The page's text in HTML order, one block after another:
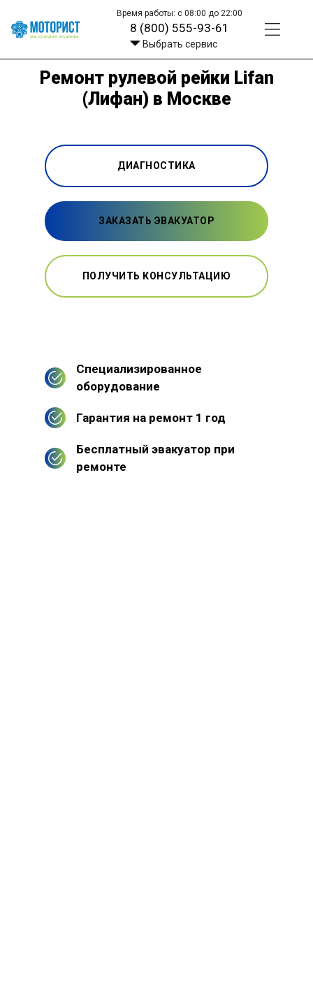
Время работы: с 08:00 до 22:00
8 (800) 555-93-61
Выбрать сервис
Ремонт рулевой рейки Lifan
(Лифан) в Москве
ДИАГНОСТИКА
ЗАКАЗАТЬ ЭВАКУАТОР
ПОЛУЧИТЬ КОНСУЛЬТАЦИЮ
Специализированное
оборудование
Гарантия на ремонт 1 год
Бесплатный эвакуатор при
ремонте